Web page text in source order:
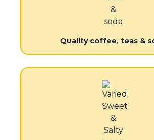
Quality coffee, teas &